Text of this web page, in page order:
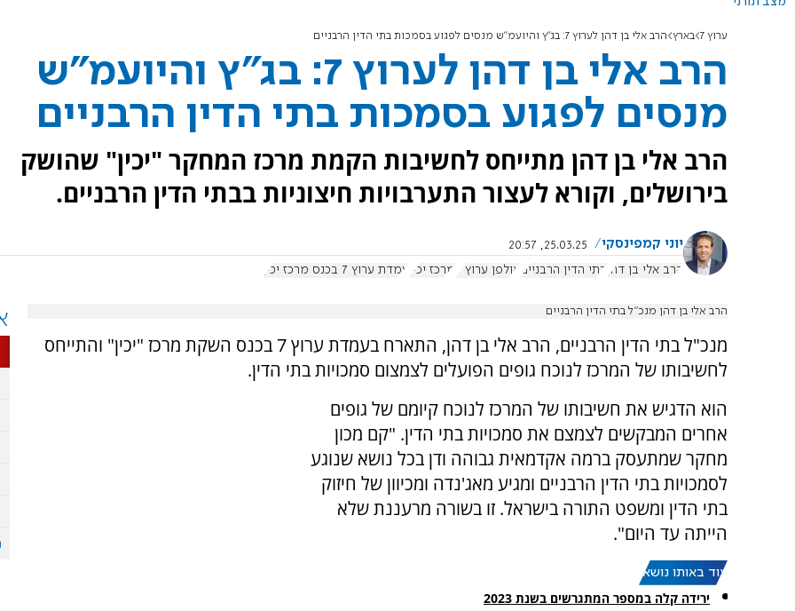
ערוץ 7 בארץ הרב אלי בן דהן לערוץ 7: בג"ץ והיועמ"ש מנסים לפגוע בסמכות בתי הדין הרבניים
הרב אלי בן דהן לערוץ 7: בג"ץ והיועמ"ש
מנסים לפגוע בסמכות בתי הדין הרבניים
הרב אלי בן דהן מתייחס לחשיבות הקמת מרכז המחקר "יכין" שהושק
בירושלים, וקורא לעצור התערבויות חיצוניות בבתי הדין הרבניים.
יוני קמפינסקי
25.03.25, 20:57
הרב אלי בן דהן בתי הדין הרבניים אולפן ערוץ 7 מרכז יכין עמדת ערוץ 7 בכנס מרכז יכין
הרב אלי בן דהן מנכ”ל בתי הדין הרבניים
מנכ"ל בתי הדין הרבניים, הרב אלי בן דהן, התארח בעמדת ערוץ 7 בכנס השקת מרכז "יכין" והתייחס
לחשיבותו של המרכז לנוכח גופים הפועלים לצמצום סמכויות בתי הדין.
הוא הדגיש את חשיבותו של המרכז לנוכח קיומם של גופים
אחרים המבקשים לצמצם את סמכויות בתי הדין. "קם מכון
מחקר שמתעסק ברמה אקדמאית גבוהה ודן בכל נושא שנוגע
לסמכויות בתי הדין הרבניים ומגיע מאג'נדה ומכיוון של חיזוק
בתי הדין ומשפט התורה בישראל. זו בשורה מרעננת שלא
הייתה עד היום".
עוד באותו נושא:
ירידה קלה במספר המתגרשים בשנת 2023